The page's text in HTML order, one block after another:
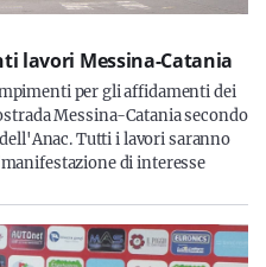
lavori Messina-Catania
per gli affidamenti dei
Messina-Catania secondo
Tutti i lavori saranno
di interesse